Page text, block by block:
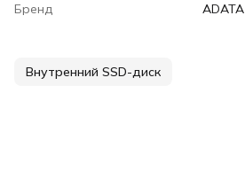
Бренд
ADATA
Внутренний SSD-диск